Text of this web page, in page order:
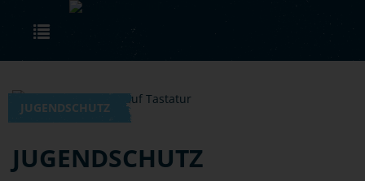
Skip to main content
JUGENDSCHUTZ
JUGENDSCHUTZ